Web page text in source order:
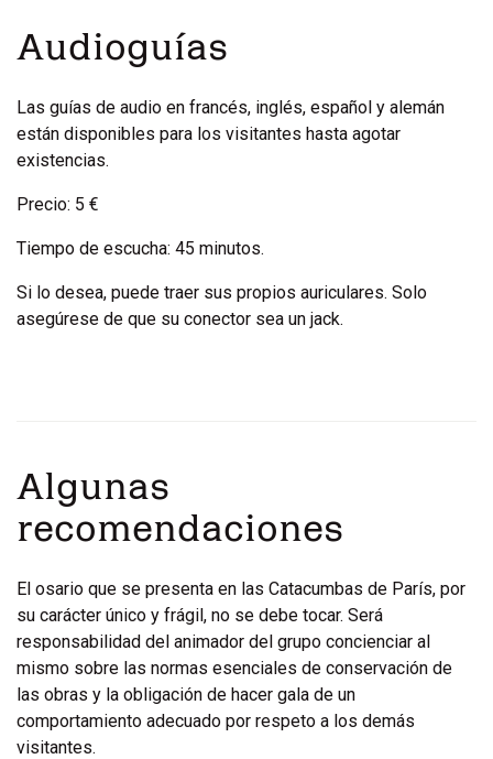
Audioguías
Las guías de audio en francés, inglés, español y alemán
están disponibles para los visitantes hasta agotar
existencias.
Precio: 5 €
Tiempo de escucha: 45 minutos.
Si lo desea, puede traer sus propios auriculares. Solo
asegúrese de que su conector sea un jack.
Algunas
recomendaciones
El osario que se presenta en las Catacumbas de París, por
su carácter único y frágil, no se debe tocar. Será
responsabilidad del animador del grupo concienciar al
mismo sobre las normas esenciales de conservación de
las obras y la obligación de hacer gala de un
comportamiento adecuado por respeto a los demás
visitantes.